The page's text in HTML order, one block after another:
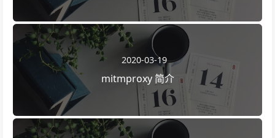
2020-03-19
mitmproxy 简介